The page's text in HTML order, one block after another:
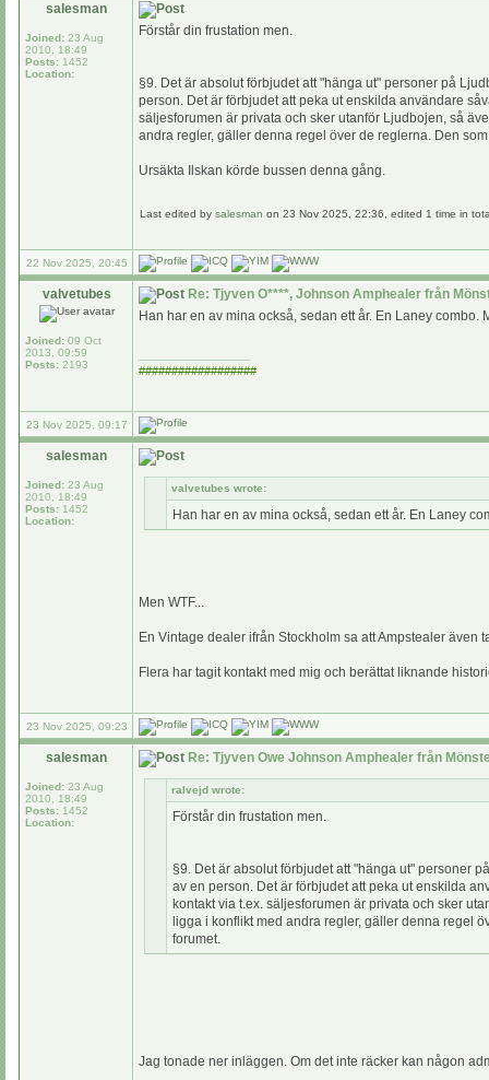
salesman
Joined: 23 Aug
2010, 18:49
Posts: 1452
Location:
Förstår din frustation men.
§9. Det är absolut förbjudet att "hänga ut" personer på
person. Det är förbjudet att peka ut enskilda användare
säljesforumen är privata och sker utanför Ljudbojen, så
andra regler, gäller denna regel över de reglerna. Den
Ursäkta Ilskan körde bussen denna gång.
Last edited by salesman on 23 Nov 2025, 22:36, edited 1 time in
22 Nov 2025, 20:45
valvetubes
Joined: 09 Oct
2013, 09:59
Posts: 2193
Re: Tjyven O****, Johnson Amphealer från
Han har en av mina också, sedan ett år. En Laney
##################
23 Nov 2025, 09:17
salesman
Joined: 23 Aug
2010, 18:49
Posts: 1452
Location:
valvetubes wrote:
Han har en av mina också, sedan ett år. En Laney
Men WTF...
En Vintage dealer ifrån Stockholm sa att Ampstealer
Flera har tagit kontakt med mig och berättat liknande
23 Nov 2025, 09:23
salesman
Joined: 23 Aug
2010, 18:49
Posts: 1452
Location:
Re: Tjyven Owe Johnson Amphealer från
ralvejd wrote:
Förstår din frustation men.
§9. Det är absolut förbjudet att "hänga ut" personer
av en person. Det är förbjudet att peka ut enskilda
kontakt via t.ex. säljesforumen är privata och sker
ligga i konflikt med andra regler, gäller denna regel
forumet.
Jag tonade ner inläggen. Om det inte räcker kan någon